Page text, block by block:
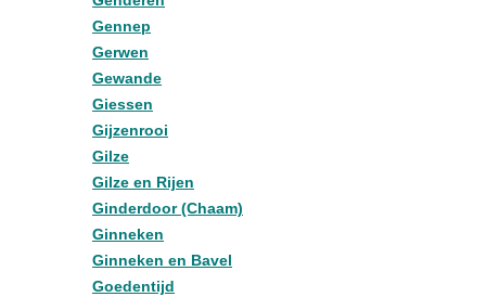
Gennep
Gerwen
Gewande
Giessen
Gijzenrooi
Gilze
Gilze en Rijen
Ginderdoor (Chaam)
Ginneken
Ginneken en Bavel
Goedentijd